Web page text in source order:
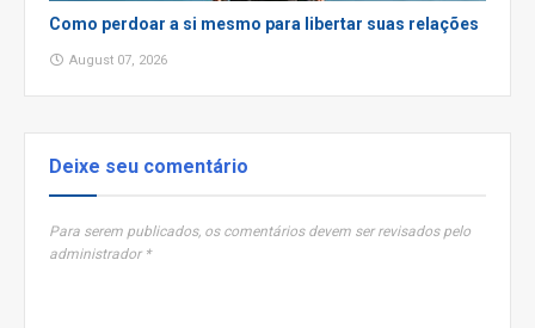
Como perdoar a si mesmo para libertar suas relações
August 07, 2026
Deixe seu comentário
Para serem publicados, os comentários devem ser revisados pelo
administrador *